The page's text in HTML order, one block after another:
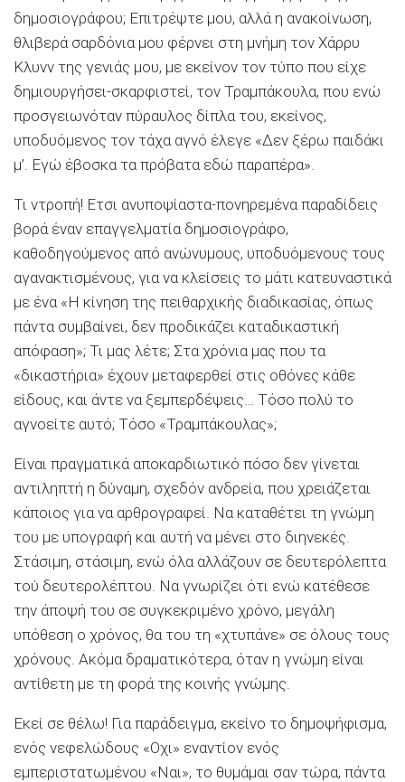
δημοσιογράφου; Επιτρέψτε μου, αλλά η ανακοίνωση,
θλιβερά σαρδόνια μου φέρνει στη μνήμη τον Χάρρυ
Κλυνν της γενιάς μου, με εκείνον τον τύπο που είχε
δημιουργήσει-σκαρφιστεί, τον Τραμπάκουλα, που ενώ
προσγειωνόταν πύραυλος δίπλα του, εκείνος,
υποδυόμενος τον τάχα αγνό έλεγε «Δεν ξέρω παιδάκι
μ’. Εγώ έβοσκα τα πρόβατα εδώ παραπέρα».
Τι ντροπή! Ετσι ανυποψίαστα-πονηρεμένα παραδίδεις
βορά έναν επαγγελματία δημοσιογράφο,
καθοδηγούμενος από ανώνυμους, υποδυόμενους τους
αγανακτισμένους, για να κλείσεις το μάτι κατευναστικά
με ένα «Η κίνηση της πειθαρχικής διαδικασίας, όπως
πάντα συμβαίνει, δεν προδικάζει καταδικαστική
απόφαση»; Τι μας λέτε; Στα χρόνια μας που τα
«δικαστήρια» έχουν μεταφερθεί στις οθόνες κάθε
είδους, και άντε να ξεμπερδέψεις… Τόσο πολύ το
αγνοείτε αυτό; Τόσο «Τραμπάκουλας»;
Είναι πραγματικά αποκαρδιωτικό πόσο δεν γίνεται
αντιληπτή η δύναμη, σχεδόν ανδρεία, που χρειάζεται
κάποιος για να αρθρογραφεί. Να καταθέτει τη γνώμη
του με υπογραφή και αυτή να μένει στο διηνεκές.
Στάσιμη, στάσιμη, ενώ όλα αλλάζουν σε δευτερόλεπτα
τού δευτερολέπτου. Να γνωρίζει ότι ενώ κατέθεσε
την άποψή του σε συγκεκριμένο χρόνο, μεγάλη
υπόθεση ο χρόνος, θα του τη «χτυπάνε» σε όλους τους
χρόνους. Ακόμα δραματικότερα, όταν η γνώμη είναι
αντίθετη με τη φορά της κοινής γνώμης.
Εκεί σε θέλω! Για παράδειγμα, εκείνο το δημοψήφισμα,
ενός νεφελώδους «Οχι» εναντίον ενός
εμπεριστατωμένου «Ναι», το θυμάμαι σαν τώρα, πάντα